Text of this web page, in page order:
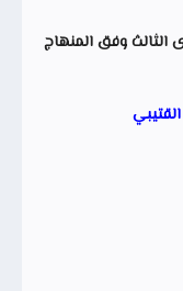
الثالث وفق المنهاج